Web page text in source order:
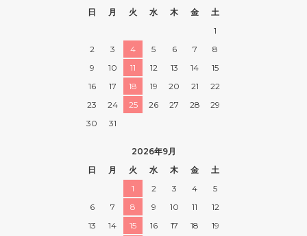
日
月 火 水 木 金
土
1
2
3 4 5 6 7
8
9
10 11 12 13 14
15
16
17 18 19 20 21
22
23
24 25 26 27 28
29
30
31
2026年9月
日
月 火 水 木 金
土
1
2 3 4
5
6
7 8 9 10 11
12
13
14 15 16 17 18
19